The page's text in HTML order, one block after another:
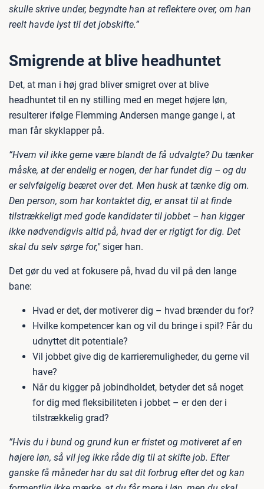
skulle skrive under, begyndte han at reflektere over, om han
reelt havde lyst til det jobskifte.”
Smigrende at blive headhuntet
Det, at man i høj grad bliver smigret over at blive
headhuntet til en ny stilling med en meget højere løn,
resulterer ifølge Flemming Andersen mange gange i, at
man får skyklapper på.
”Hvem vil ikke gerne være blandt de få udvalgte? Du tænker
måske, at der endelig er nogen, der har fundet dig – og du
er selvfølgelig beæret over det. Men husk at tænke dig om.
Den person, som har kontaktet dig, er ansat til at finde
tilstrækkeligt med gode kandidater til jobbet – han kigger
ikke nødvendigvis altid på, hvad der er rigtigt for dig. Det
skal du selv sørge for,"siger han.
Det gør du ved at fokusere på, hvad du vil på den lange
bane:
Hvad er det, der motiverer dig – hvad brænder du for?
Hvilke kompetencer kan og vil du bringe i spil? Får du
udnyttet dit potentiale?
Vil jobbet give dig de karrieremuligheder, du gerne vil
have?
Når du kigger på jobindholdet, betyder det så noget
for dig med fleksibiliteten i jobbet – er den der i
tilstrækkelig grad?
”Hvis du i bund og grund kun er fristet og motiveret af en
højere løn, så vil jeg ikke råde dig til at skifte job. Efter
ganske få måneder har du sat dit forbrug efter det og kan